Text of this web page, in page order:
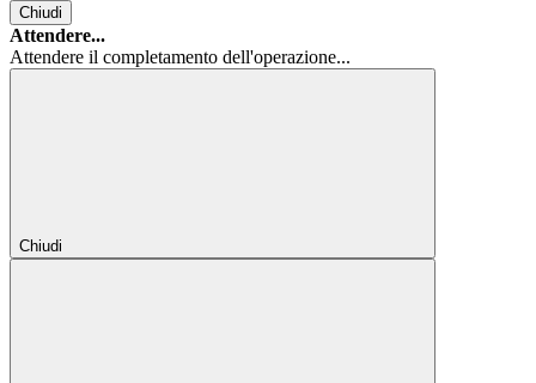
Chiudi
Attendere...
Attendere il completamento dell'operazione...
Chiudi